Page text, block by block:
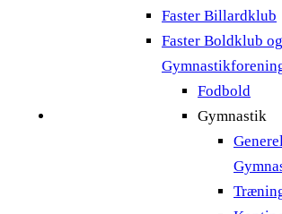
Faster Billardklub
Faster Boldklub og
Fodbold
Gymnastik